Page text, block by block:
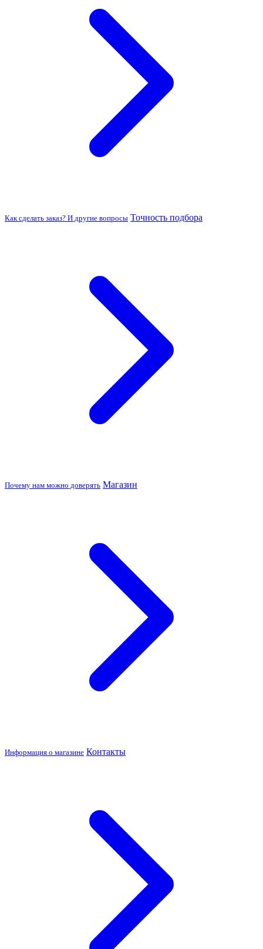
Как сделать заказ? И другие вопросы Точность подбора
Почему нам можно доверять Магазин
Информация о магазине Контакты